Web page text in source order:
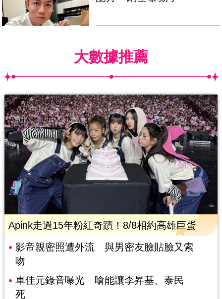
大數據推薦
Apink走過15年粉紅奇蹟！8/8相約高雄巨蛋
影帝親密照遭外流 與男密友臉貼臉又索
吻
車佳元錄音曝光 嗆能讓李昇基、泰民
死